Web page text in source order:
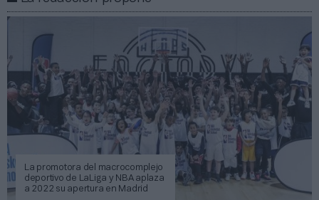
La promotora del macrocomplejo
deportivo de LaLiga y NBA aplaza
a 2022 su apertura en Madrid